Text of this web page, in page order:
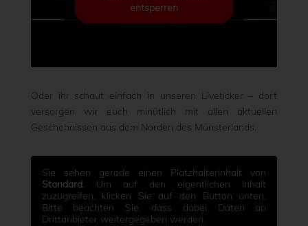
entsperren
Oder ihr schaut einfach in unseren Liveticker – dort
versorgen wir euch minütlich mit allen aktuellen
Geschehnissen aus dem Norden des Münsterlands.
Sie sehen gerade einen Platzhalterinhalt von
Standard. Um auf den eigentlichen Inhalt
zuzugreifen, klicken Sie auf den Button unten.
Bitte beachten Sie, dass dabei Daten an
Drittanbieter weitergegeben werden.